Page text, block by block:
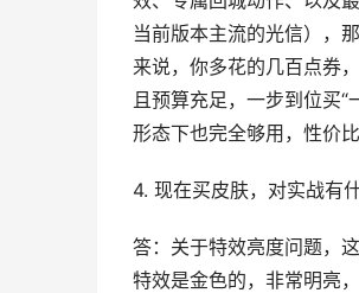
当前版本主流的光信），
来说，你多花的几百点券
且预算充足，一步到位买“
形态下也完全够用，性价比
4. 现在买皮肤，对实战有
答：关于特效亮度问题，
特效是金色的，非常明亮